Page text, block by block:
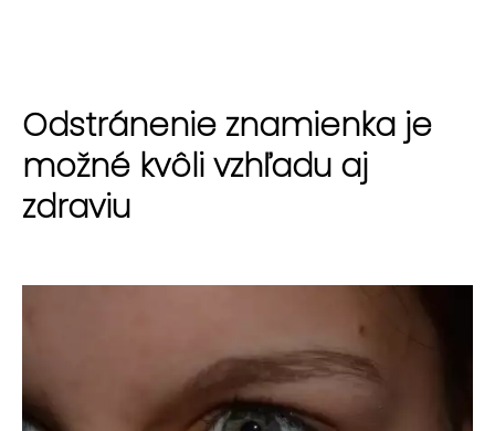
Odstránenie znamienka je
možné kvôli vzhľadu aj
zdraviu